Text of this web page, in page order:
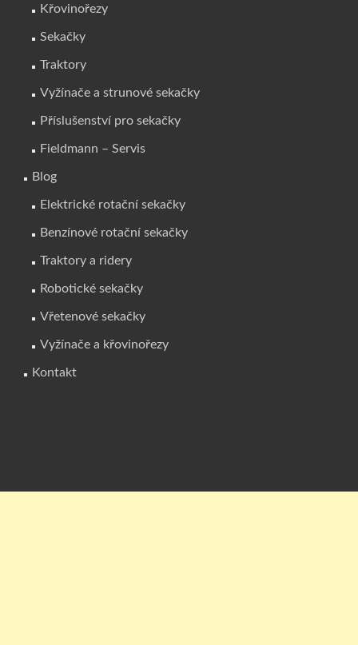
Křovinořezy
Sekačky
Traktory
Vyžínače a strunové sekačky
Příslušenství pro sekačky
Fieldmann – Servis
Blog
Elektrické rotační sekačky
Benzínové rotační sekačky
Traktory a ridery
Robotické sekačky
Vřetenové sekačky
Vyžínače a křovinořezy
Kontakt